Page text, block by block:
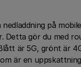
på
Detta gör du med
är 5G, grönt är
är en